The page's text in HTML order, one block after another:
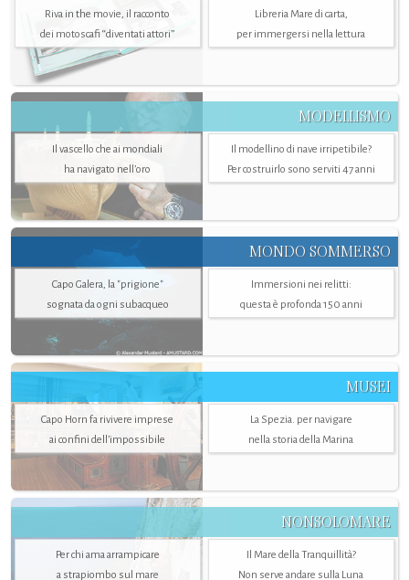
Riva in the movie, il racconto
dei motoscafi “diventati attori”
Libreria Mare di carta,
per immergersi nella lettura
MODELLISMO
Il vascello che ai mondiali
ha navigato nell’oro
Il modellino di nave irripetibile?
Per costruirlo sono serviti 47 anni
MONDO SOMMERSO
Capo Galera, la "prigione"
sognata da ogni subacqueo
Immersioni nei relitti:
questa è profonda 150 anni
MUSEI
Capo Horn fa rivivere imprese
ai confini dell’impossibile
La Spezia. per navigare
nella storia della Marina
NONSOLOMARE
Per chi ama arrampicare
a strapiombo sul mare
Il Mare della Tranquillità?
Non serve andare sulla Luna